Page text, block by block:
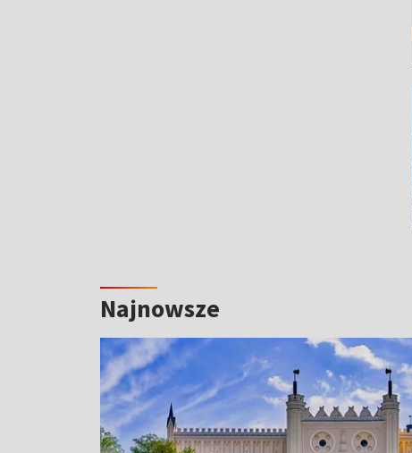
Najnowsze